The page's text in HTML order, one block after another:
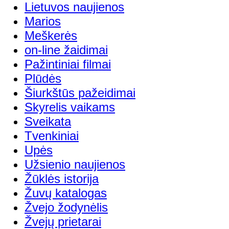
Lietuvos naujienos
Marios
Meškerės
on-line žaidimai
Pažintiniai filmai
Plūdės
Šiurkštūs pažeidimai
Skyrelis vaikams
Sveikata
Tvenkiniai
Upės
Užsienio naujienos
Žūklės istorija
Žuvų katalogas
Žvejo žodynėlis
Žvejų prietarai